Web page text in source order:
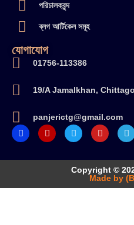
পরিচালকবৃন্দ
ব্লগ আর্টিকেল সমূহ
যোগাযোগ
01756-113386
19/A Jamalkhan,
panjerictg@gmail.com
Copyright © 2025
Made by